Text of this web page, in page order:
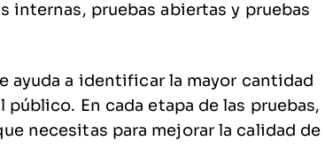
internas, pruebas abiertas y pruebas
ayuda a identificar la mayor cantidad
En cada etapa de las pruebas,
necesitas para mejorar la calidad de